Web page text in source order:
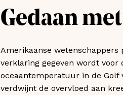
Gedaan
Amerikaanse
verklaring gegeven wordt voor
oceaantemperatuur in de Golf
verdwijnt de overvloed aan